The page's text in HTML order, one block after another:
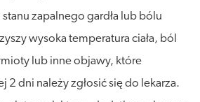
zapalnego gardła lub bólu
wysoka temperatura ciała, ból
lub inne objawy, które
2 dni należy zgłosić się do lekarza.